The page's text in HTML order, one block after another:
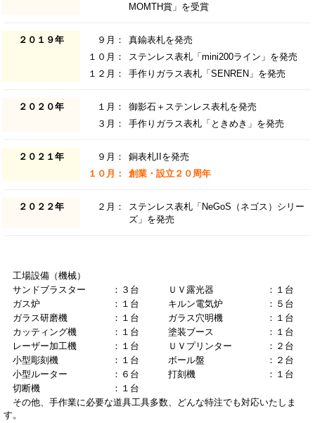
MOMTH賞」を受賞
２０１９年 ９月：
真鍮表札を発売
１０月：
ステンレス表札「mini200ライン」を発売
１２月：
手作りガラス表札「SENREN」を発売
２０２０年 １月：
御影石＋ステンレス表札を発売
３月：
手作りガラス表札「ときめき」を発売
２０２１年 ９月：
銅表札IIを発売
１０月：
創業・設立２０周年
２０２２年 ２月：
ステンレス表札「NeGoS（ネゴス）シリー
ズ」を発売
工場設備（機械）
サンドブラスター
：３台 ＵＶ露光器
：１台
ガス炉
：１台 キルン電気炉
：５台
ガラス研磨機
：１台 ガラス穴明機
：１台
カッティング機
：１台 塗装ブース
：１台
レーザー加工機
：１台 ＵＶプリンター
：２台
小型彫刻機
：１台 ボール盤
：２台
小型ルーター
：６台 打刻機
：１台
切断機
：１台
その他、手作業に必要な道具工具多数、どんな特注でも対応いたしま
す。